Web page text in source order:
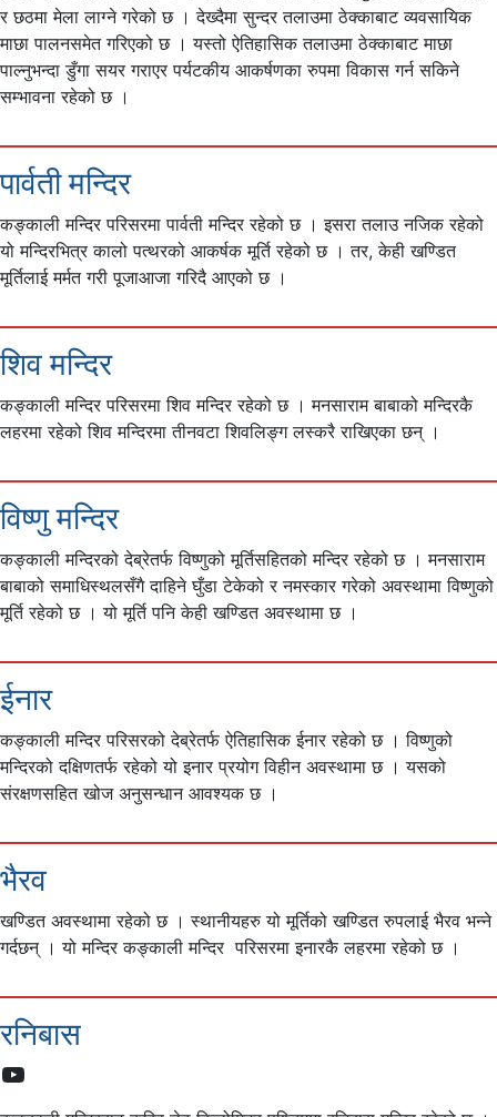
र छठमा मेला लाग्ने गरेको छ । देख्दैमा सुन्दर तलाउमा ठेक्काबाट व्यवसायिक
माछा पालनसमेत गरिएको छ । यस्तो ऐतिहासिक तलाउमा ठेक्काबाट माछा
पाल्नुभन्दा डुँगा सयर गराएर पर्यटकीय आकर्षणका रुपमा विकास गर्न सकिने
सम्भावना रहेको छ ।
पार्वती मन्दिर
कङ्काली मन्दिर परिसरमा पार्वती मन्दिर रहेको छ । इसरा तलाउ नजिक रहेको
यो मन्दिरभित्र कालो पत्थरको आकर्षक मूर्ति रहेको छ । तर, केही खण्डित
मूर्तिलाई मर्मत गरी पूजाआजा गरिदै आएको छ ।
शिव मन्दिर
कङ्काली मन्दिर परिसरमा शिव मन्दिर रहेको छ । मनसाराम बाबाको मन्दिरकै
लहरमा रहेको शिव मन्दिरमा तीनवटा शिवलिङ्ग लस्करै राखिएका छन् ।
विष्णु मन्दिर
कङ्काली मन्दिरको देब्रेतर्फ विष्णुको मूर्तिसहितको मन्दिर रहेको छ । मनसाराम
बाबाको समाधिस्थलसँगै दाहिने घुँडा टेकेको र नमस्कार गरेको अवस्थामा विष्णुको
मूर्ति रहेको छ । यो मूर्ति पनि केही खण्डित अवस्थामा छ ।
ईनार
कङ्काली मन्दिर परिसरको देब्रेतर्फ ऐतिहासिक ईनार रहेको छ । विष्णुको
मन्दिरको दक्षिणतर्फ रहेको यो इनार प्रयोग विहीन अवस्थामा छ । यसको
संरक्षणसहित खोज अनुसन्धान आवश्यक छ ।
भैरव
खण्डित अवस्थामा रहेको छ । स्थानीयहरु यो मूर्तिको खण्डित रुपलाई भैरव भन्ने
गर्दछन् । यो मन्दिर कङ्काली मन्दिर परिसरमा इनारकै लहरमा रहेको छ ।
रनिबास
YouTube